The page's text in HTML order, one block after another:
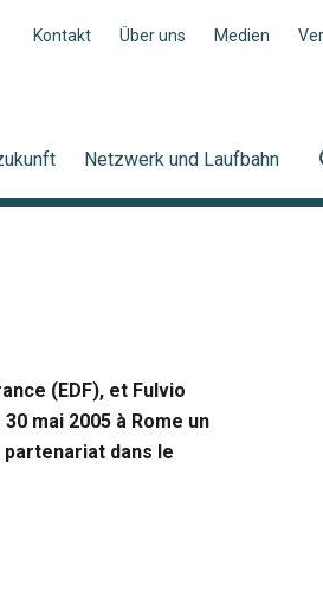
Kontakt Über uns Medien
Netzwerk und Laufbahn
(EDF), et Fulvio
mai 2005 à Rome un
dans le